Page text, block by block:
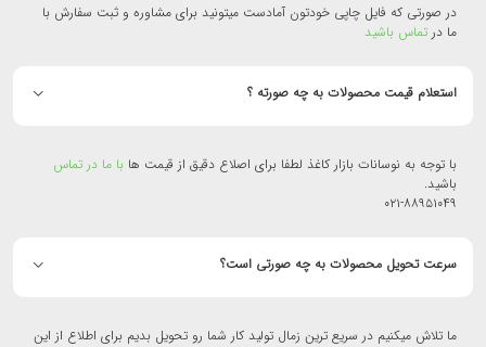
در صورتی که فایل چاپی خودتون آمادست میتونید برای مشاوره و ثبت سفارش با
ما درتماس باشید
استعلام قیمت محصولات به چه صورته ؟
با توجه به نوسانات بازار کاغذ لطفا برای اصلاع دقیق از قیمت هابا ما در تماس
باشید.
۰۲۱-۸۸۹۵۱۰۴۹
سرعت تحویل محصولات به چه صورتی است؟
ما تلاش میکنیم در سریع ترین زمال تولید کار شما رو تحویل بدیم برای اطلاع از این